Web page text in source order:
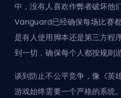
中，没有人喜欢作弊者破坏他
Vanguard已经确保每场比赛
是有人使用脚本还是第三方
到一切，确保每个人都按规则游
谈到防止不公平竞争，像《英
游戏始终需要一个严格的系统